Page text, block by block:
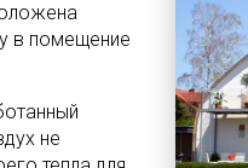
в помещение
не